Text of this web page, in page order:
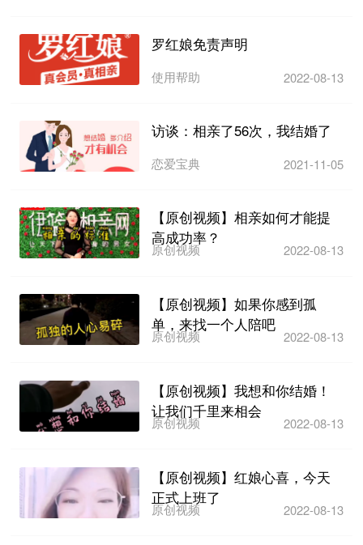
罗红娘免责声明
使用帮助 2022-08-13
访谈：相亲了56次，我结婚了
恋爱宝典 2021-11-05
【原创视频】相亲如何才能提
高成功率？
原创视频 2022-08-13
【原创视频】如果你感到孤
单，来找一个人陪吧
原创视频 2022-08-13
【原创视频】我想和你结婚！
让我们千里来相会
原创视频 2022-08-13
【原创视频】红娘心喜，今天
正式上班了
原创视频 2022-08-13